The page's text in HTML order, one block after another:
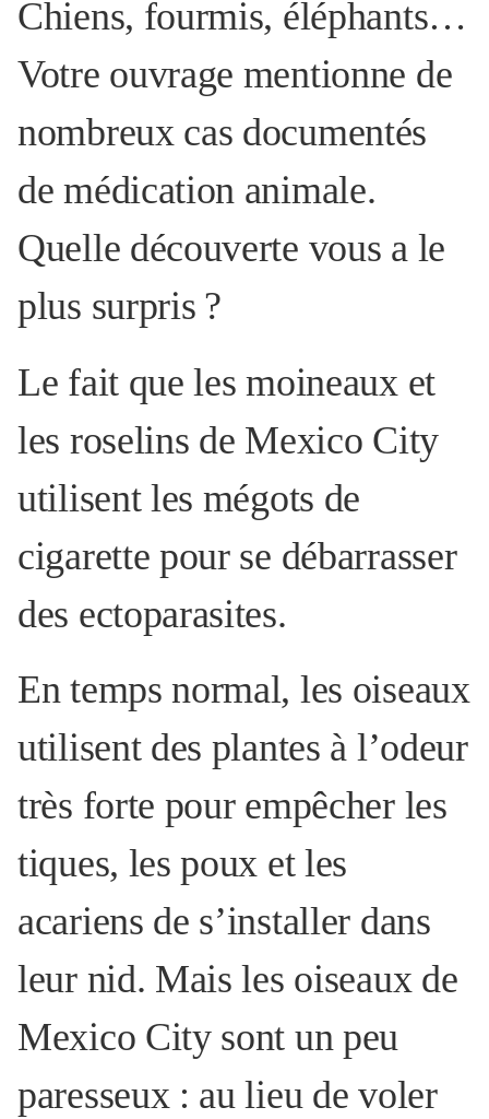
Chiens, fourmis, éléphants…
Votre ouvrage mentionne de
nombreux cas documentés
de médication animale.
Quelle découverte vous a le
plus surpris ?
Le fait que les moineaux et
les roselins de Mexico City
utilisent les mégots de
cigarette pour se débarrasser
des ectoparasites.
En temps normal, les oiseaux
utilisent des plantes à l’odeur
très forte pour empêcher les
tiques, les poux et les
acariens de s’installer dans
leur nid. Mais les oiseaux de
Mexico City sont un peu
paresseux : au lieu de voler